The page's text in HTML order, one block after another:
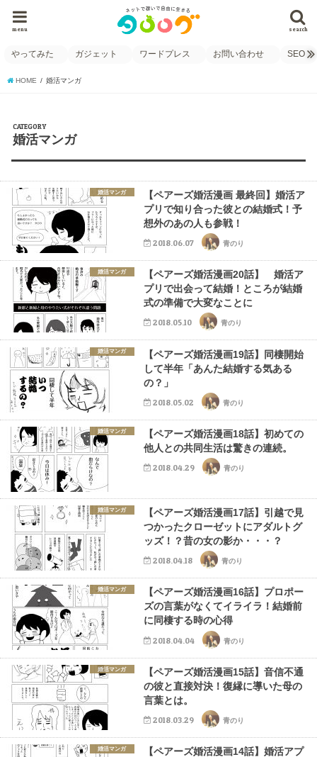
search
menu
やってみた ガジェット ワードプレス お問い合わせ SEO
HOME 婚活マンガ
CATEGORY
婚活マンガ
婚活マンガ
【ペアーズ婚活漫画 最終回】婚活ア
プリで知り合った彼との結婚式！予
想外のあの人も参戦！
2018.06.07 青のり
婚活マンガ
【ペアーズ婚活漫画20話】 婚活ア
プリで出会って結婚！ところが結婚
式の準備で大変なことに
2018.05.10 青のり
婚活マンガ
【ペアーズ婚活漫画19話】同棲開始
して半年「あんた結婚する気ある
の？」
2018.05.02 青のり
婚活マンガ
【ペアーズ婚活漫画18話】初めての
他人との共同生活は驚きの連続。
2018.04.29 青のり
婚活マンガ
【ペアーズ婚活漫画17話】引越で見
つかったクローゼットにアダルトグ
ッズ！？昔の女の影か・・・？
2018.04.18 青のり
婚活マンガ
【ペアーズ婚活漫画16話】プロポー
ズの言葉がなくてイライラ！結婚前
に同棲する時の心得
2018.04.04 青のり
婚活マンガ
【ペアーズ婚活漫画15話】音信不通
の彼と直接対決！復縁に導いた母の
言葉とは。
2018.03.29 青のり
婚活マンガ
【ペアーズ婚活漫画14話】婚活アプ